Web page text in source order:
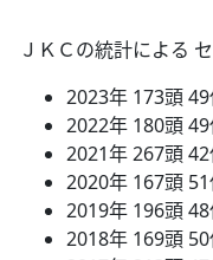
ＪＫＣの統計による
2023年 173頭 49
2022年 180頭 49
2021年 267頭 42
2020年 167頭 51
2019年 196頭 48
2018年 169頭 50